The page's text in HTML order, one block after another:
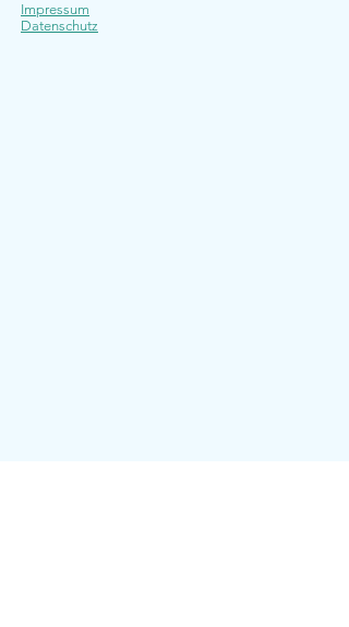
Impressum
Datenschutz